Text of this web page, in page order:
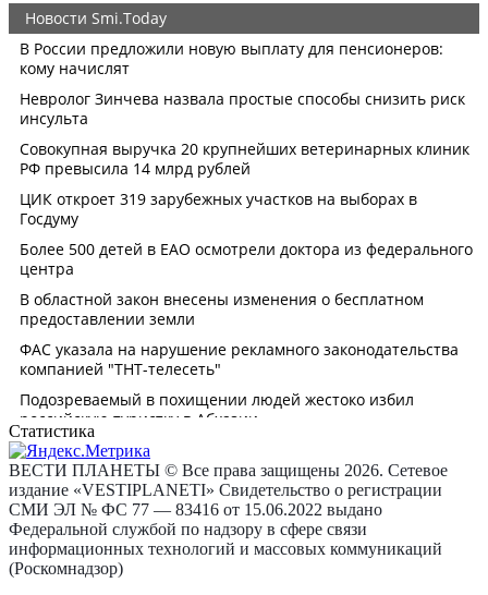
Статистика
ВЕСТИ ПЛАНЕТЫ © Все права защищены 2026. Сетевое
издание «VESTIPLANETI» Свидетельство о регистрации
СМИ ЭЛ № ФС 77 — 83416 от 15.06.2022 выдано
Федеральной службой по надзору в сфере связи
информационных технологий и массовых коммуникаций
(Роскомнадзор)